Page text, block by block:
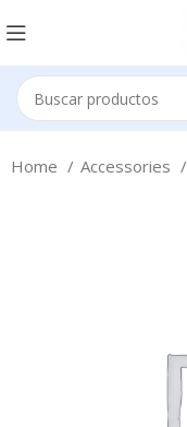
Home Accessories